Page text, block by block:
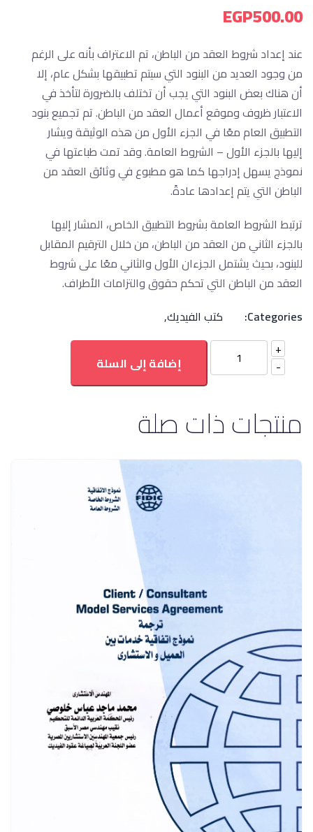
EGP500.00
عند إعداد شروط العقد من الباطن، تم الاعتراف بأنه على الرغم
من وجود العديد من البنود التي سيتم تطبيقها بشكل عام، إلا
أن هناك بعض البنود التي يجب أن تختلف بالضرورة لتأخذ في
الاعتبار ظروف وموقع أعمال العقد من الباطن. تم تجميع بنود
التطبيق العام معًا في الجزء الأول من هذه الوثيقة ويشار
إليها بالجزء الأول – الشروط العامة. وقد تمت طباعتها في
نموذج يسهل إدراجها كما هو مطبوع في وثائق العقد من
الباطن التي يتم إعدادها عادةً.
ترتبط الشروط العامة بشروط التطبيق الخاص، المشار إليها
بالجزء الثاني من العقد من الباطن، من خلال الترقيم المقابل
للبنود، بحيث يشتمل الجزءان الأول والثاني معًا على شروط
العقد من الباطن التي تحكم حقوق والتزامات الأطراف.
Categories:
كتب الفيديك,
إضافة إلى السلة
منتجات ذات صلة